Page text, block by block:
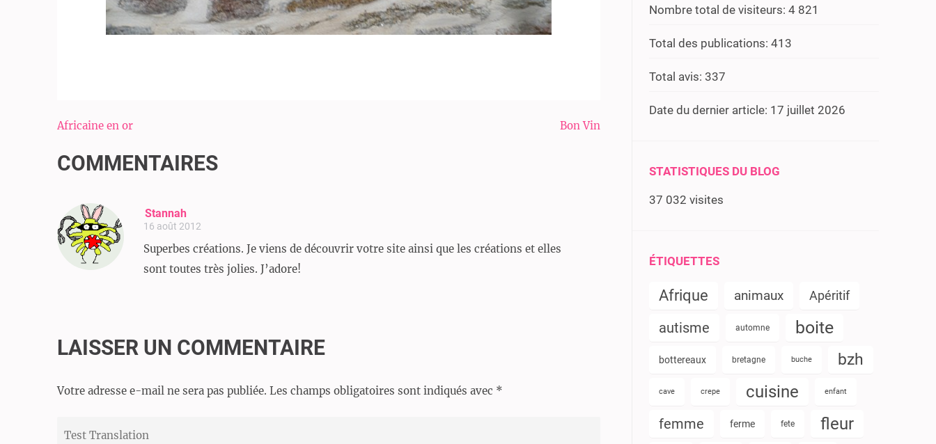
Navigation
l’article
Africaine en or Bon Vin
COMMENTAIRES
Stannah
16 août 2012
Superbes créations. Je viens de découvrir votre site ainsi que les créations et elles
sont toutes très jolies. J’adore!
LAISSER UN COMMENTAIRE
Votre adresse e-mail ne sera pas publiée. Les champs obligatoires sont indiqués avec *
Nombre total de visiteurs: 4 821
Total des publications: 413
Total avis: 337
Date du dernier article: 17 juillet 2026
STATISTIQUES DU BLOG
37 032 visites
ÉTIQUETTES
Afrique animaux Apéritif
autisme automne boite
bottereaux bretagne buche bzh
cave crepe cuisine enfant
femme ferme fete fleur